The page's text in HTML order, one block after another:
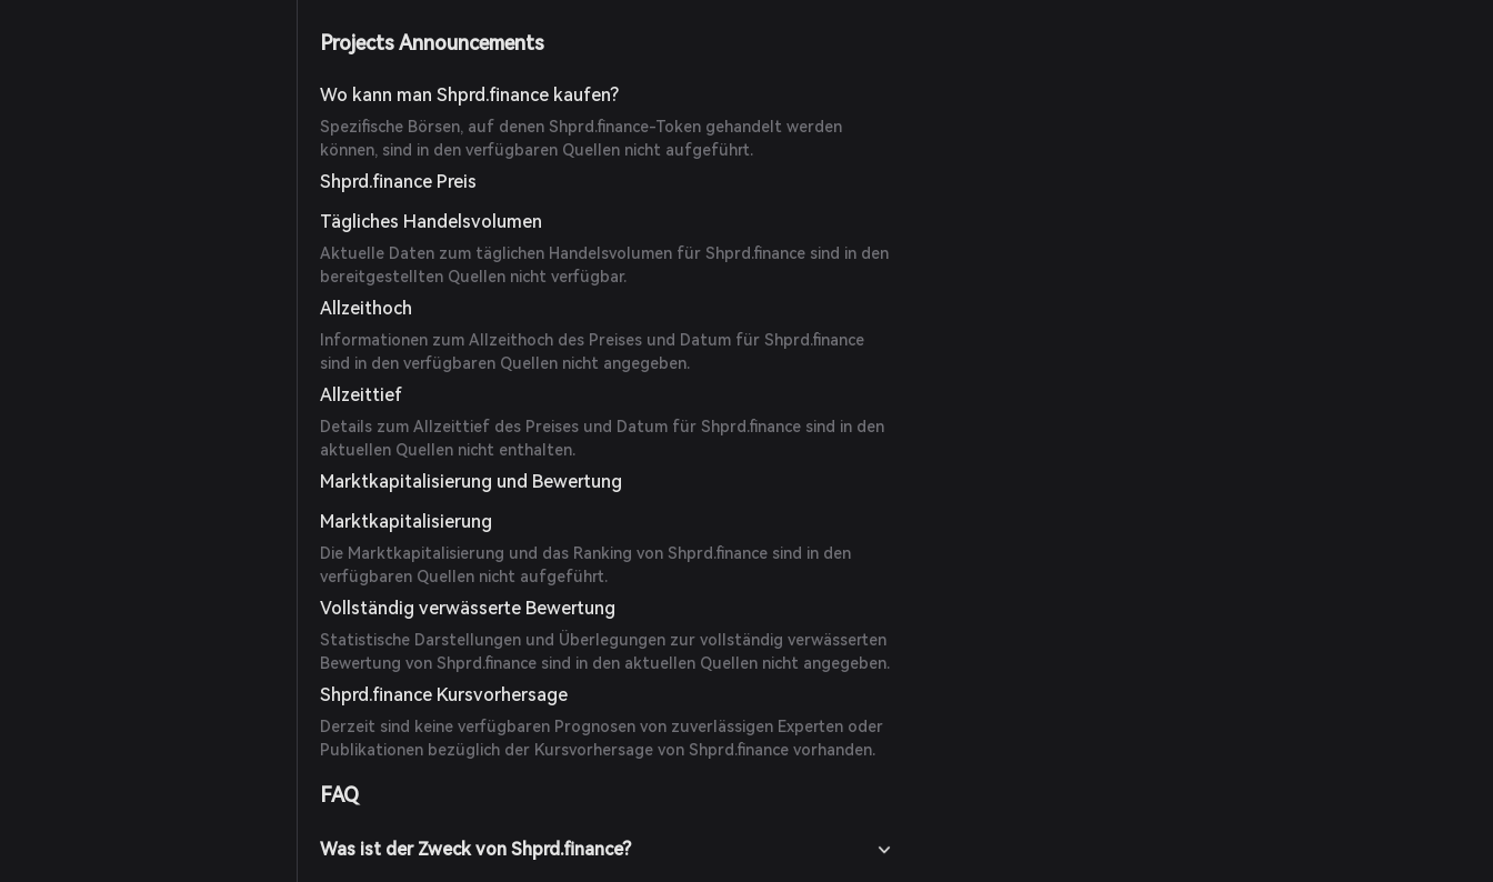
Projects Announcements
Wo kann man Shprd.finance kaufen?
Spezifische Börsen, auf denen Shprd.finance-Token gehandelt werden
können, sind in den verfügbaren Quellen nicht aufgeführt.
Shprd.finance Preis
Tägliches Handelsvolumen
Aktuelle Daten zum täglichen Handelsvolumen für Shprd.finance sind in den
bereitgestellten Quellen nicht verfügbar.
Allzeithoch
Informationen zum Allzeithoch des Preises und Datum für Shprd.finance
sind in den verfügbaren Quellen nicht angegeben.
Allzeittief
Details zum Allzeittief des Preises und Datum für Shprd.finance sind in den
aktuellen Quellen nicht enthalten.
Marktkapitalisierung und Bewertung
Marktkapitalisierung
Die Marktkapitalisierung und das Ranking von Shprd.finance sind in den
verfügbaren Quellen nicht aufgeführt.
Vollständig verwässerte Bewertung
Statistische Darstellungen und Überlegungen zur vollständig verwässerten
Bewertung von Shprd.finance sind in den aktuellen Quellen nicht angegeben.
Shprd.finance Kursvorhersage
Derzeit sind keine verfügbaren Prognosen von zuverlässigen Experten oder
Publikationen bezüglich der Kursvorhersage von Shprd.finance vorhanden.
FAQ
Was ist der Zweck von Shprd.finance?